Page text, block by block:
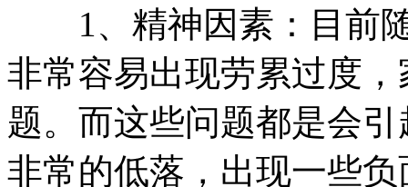
1、精神因素：目前随
非常容易出现劳累过度
题。而这些问题都是会
非常的低落，出现一些